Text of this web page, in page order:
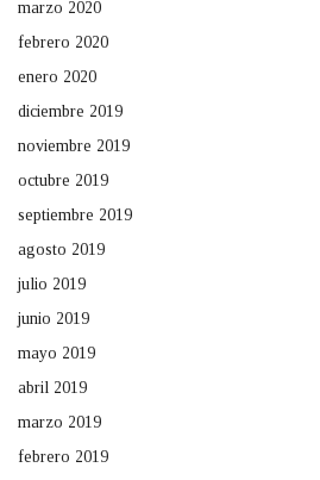
marzo 2020
febrero 2020
enero 2020
diciembre 2019
noviembre 2019
octubre 2019
septiembre 2019
agosto 2019
julio 2019
junio 2019
mayo 2019
abril 2019
marzo 2019
febrero 2019